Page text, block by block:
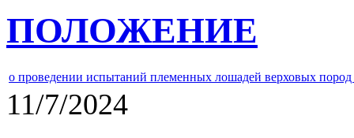
ПОЛОЖЕНИЕ
о проведении испытаний племенных лошадей верховых
11/7/2024